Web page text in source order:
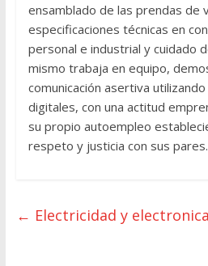
ensamblado de las prendas de
especificaciones técnicas en
personal e industrial y cuidado
mismo trabaja en equipo,
comunicación asertiva
digitales, con una actitud
su propio autoempleo
respeto y justicia con sus pares.
← Electricidad y electronica